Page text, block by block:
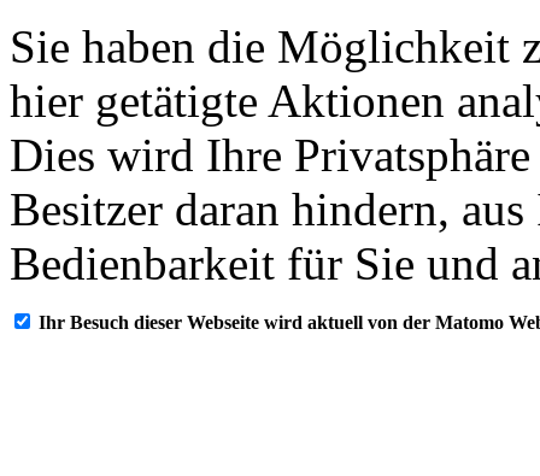
Sie haben die Möglichkeit
hier getätigte Aktionen
Dies wird Ihre
Besitzer daran hindern,
Bedienbarkeit für Sie und
Ihr Besuch dieser Webseite wird aktuell von der Matomo